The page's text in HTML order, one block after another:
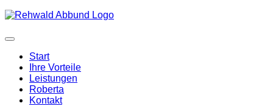
Start
Ihre Vorteile
Leistungen
Roberta
Kontakt